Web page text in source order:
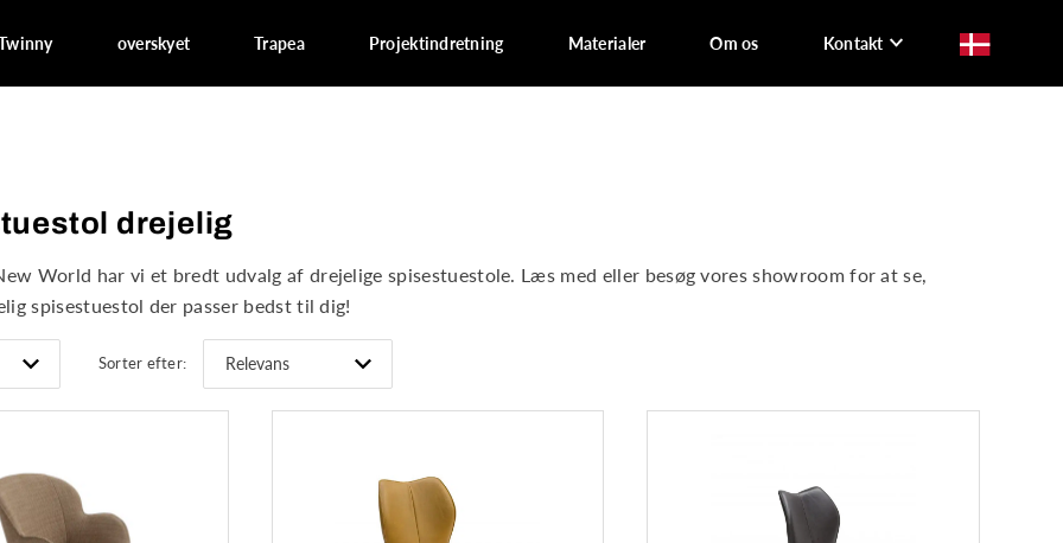
overskyet Trapea Projektindretning Materialer Om os Kontakt
drejelig
World har vi et bredt udvalg af drejelige spisestuestole. Læs med eller besøg vores showroom for at se,
spisestuestol der passer bedst til dig!
Sorter efter: